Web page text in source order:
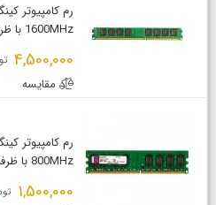
1600MHz با ظرفیت ۸ گیگابایت
مقایسه
4,500,000
800MHz با ظرفیت ۲ گیگابایت
1,500,000